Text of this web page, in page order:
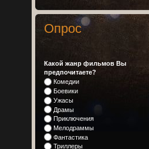
Опрос
Какой жанр фильмов Вы
предпочитаете?
Комедии
Боевики
Ужасы
Драмы
Приключения
Мелодраммы
Фантастика
Триллеры